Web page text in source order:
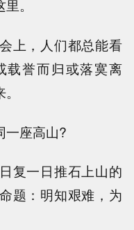
。
，人们都总能看
载誉而归或落寞离
座高山?
一日推石上山的
题：明知艰难，为